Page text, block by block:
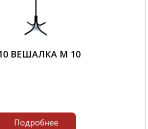
ВЕШАЛКА М 10
Подробнее